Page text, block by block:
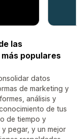
las
populares
datos
de marketing y
análisis y
de tus
de tiempo y
pegar, y un mejor